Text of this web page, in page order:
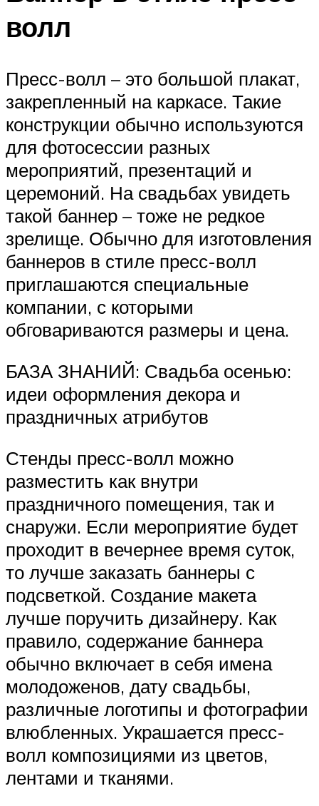
волл
Пресс-волл – это большой плакат,
закрепленный на каркасе. Такие
конструкции обычно используются
для фотосессии разных
мероприятий, презентаций и
церемоний. На свадьбах увидеть
такой баннер – тоже не редкое
зрелище. Обычно для изготовления
баннеров в стиле пресс-волл
приглашаются специальные
компании, с которыми
обговариваются размеры и цена.
БАЗА ЗНАНИЙ: Свадьба осенью:
идеи оформления декора и
праздничных атрибутов
Стенды пресс-волл можно
разместить как внутри
праздничного помещения, так и
снаружи. Если мероприятие будет
проходит в вечернее время суток,
то лучше заказать баннеры с
подсветкой. Создание макета
лучше поручить дизайнеру. Как
правило, содержание баннера
обычно включает в себя имена
молодоженов, дату свадьбы,
различные логотипы и фотографии
влюбленных. Украшается пресс-
волл композициями из цветов,
лентами и тканями.